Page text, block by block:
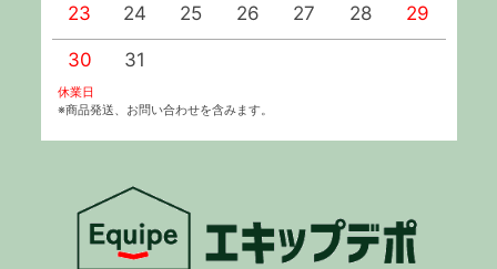
23
24 25 26 27 28 29
30 31
休業日
※商品発送、お問い合わせを含みます。